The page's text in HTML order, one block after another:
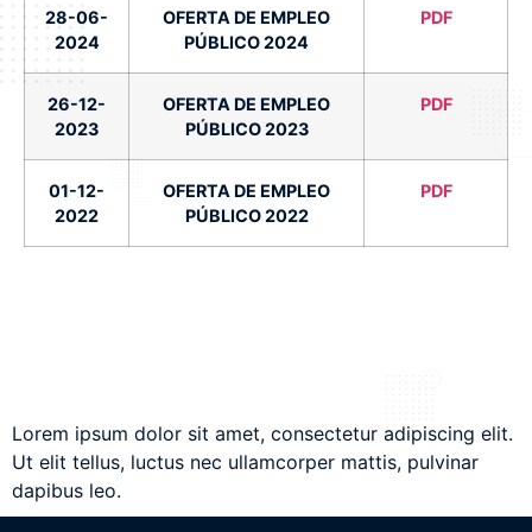
28-06-
2024
OFERTA DE EMPLEO
PÚBLICO 2024
PDF
26-12-
2023
OFERTA DE EMPLEO
PÚBLICO 2023
PDF
01-12-
2022
OFERTA DE EMPLEO
PÚBLICO 2022
PDF
Lorem ipsum dolor sit amet, consectetur adipiscing elit.
Ut elit tellus, luctus nec ullamcorper mattis, pulvinar
dapibus leo.